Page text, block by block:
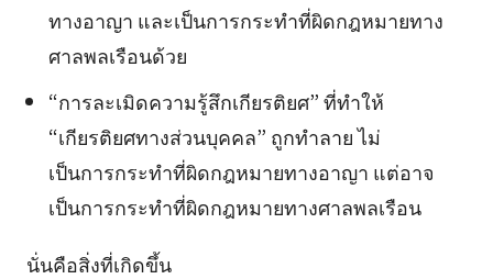
ทางอาญา และเป็นการกระทำที่ผิดกฎหมายทาง
ศาลพลเรือนด้วย
“การละเมิดความรู้สึกเกียรติยศ” ที่ทำให้
“เกียรติยศทางส่วนบุคคล” ถูกทำลาย ไม่
เป็นการกระทำที่ผิดกฎหมายทางอาญา แต่อาจ
เป็นการกระทำที่ผิดกฎหมายทางศาลพลเรือน
นั่นคือสิ่งที่เกิดขึ้น